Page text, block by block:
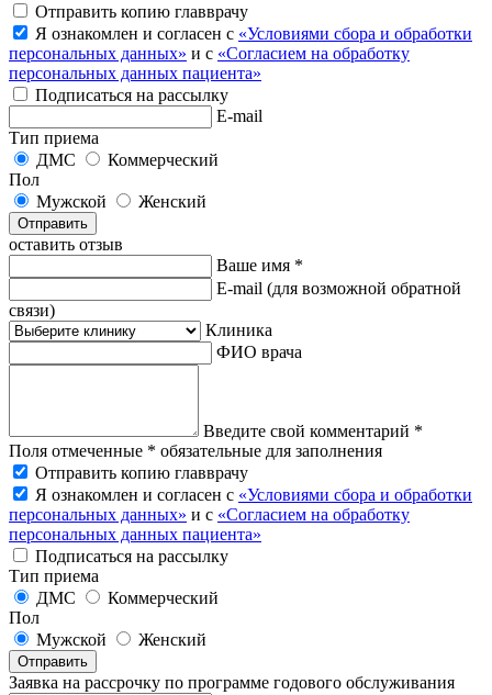
Отправить копию главврачу
Я ознакомлен и согласен с «Условиями сбора и обработки
персональных данных» и с «Согласием на обработку
персональных данных пациента»
Подписаться на рассылку
E-mail
Тип приема
ДМС
Коммерческий
Пол
Мужской
Женский
Отправить
оставить отзыв
Ваше имя *
E-mail (для возможной обратной
связи)
Клиника
ФИО врача
Введите свой комментарий *
Поля отмеченные * обязательные для заполнения
Отправить копию главврачу
Я ознакомлен и согласен с «Условиями сбора и обработки
персональных данных» и с «Согласием на обработку
персональных данных пациента»
Подписаться на рассылку
Тип приема
ДМС
Коммерческий
Пол
Мужской
Женский
Отправить
Заявка на рассрочку по программе годового обслуживания